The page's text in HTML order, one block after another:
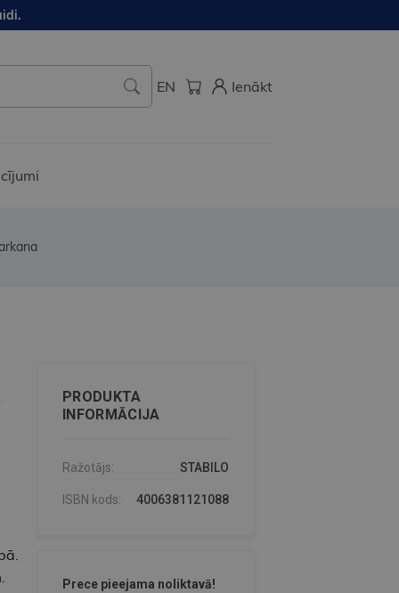
EN Ienākt
PRODUKTA
INFORMĀCIJA
Ražotājs: STABILO
ISBN kods: 4006381121088
Prece pieejama noliktavā!